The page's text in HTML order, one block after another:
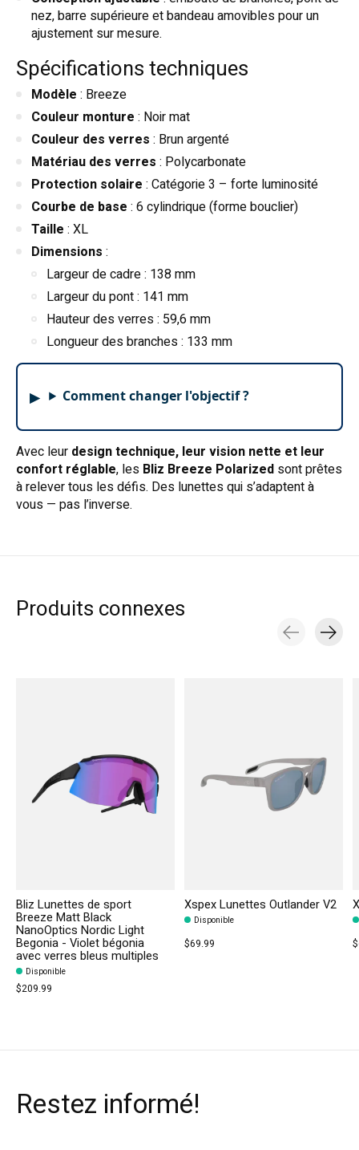
nez, barre supérieure et bandeau amovibles pour un
ajustement sur mesure.
Spécifications techniques
Modèle : Breeze
Couleur monture : Noir mat
Couleur des verres : Brun argenté
Matériau des verres : Polycarbonate
Protection solaire : Catégorie 3 – forte luminosité
Courbe de base : 6 cylindrique (forme bouclier)
Taille : XL
Dimensions :
Largeur de cadre : 138 mm
Largeur du pont : 141 mm
Hauteur des verres : 59,6 mm
Longueur des branches : 133 mm
Comment changer l'objectif ?
Avec leur design technique, leur vision nette et leur
confort réglable, les Bliz Breeze Polarized sont prêtes
à relever tous les défis. Des lunettes qui s’adaptent à
vous — pas l’inverse.
Produits connexes
Bliz Lunettes de sport
Breeze Matt Black
NanoOptics Nordic Light
Begonia - Violet bégonia
avec verres bleus multiples
Disponible
$209.99
Xspex Lunettes Outlander V2
Disponible
$69.99
Restez informé!